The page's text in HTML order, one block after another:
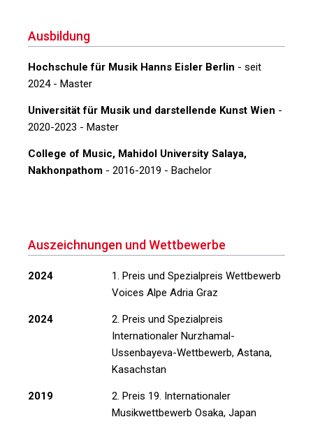
Ausbildung
Hochschule für Musik Hanns Eisler Berlin - seit
2024 - Master
Universität für Musik und darstellende Kunst Wien -
2020-2023 - Master
College of Music, Mahidol University Salaya,
Nakhonpathom - 2016-2019 - Bachelor
Auszeichnungen und Wettbewerbe
2024
1. Preis und Spezialpreis Wettbewerb
Voices Alpe Adria Graz
2024
2. Preis und Spezialpreis
Internationaler Nurzhamal-
Ussenbayeva-Wettbewerb, Astana,
Kasachstan
2019
2. Preis 19. Internationaler
Musikwettbewerb Osaka, Japan